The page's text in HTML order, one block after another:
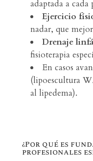
adaptada a cada
Ejercicio
nadar, que
Drenaje
fisioterapia
En casos
(lipoescultura
al lipedema).
¿Por qué es
profesionales